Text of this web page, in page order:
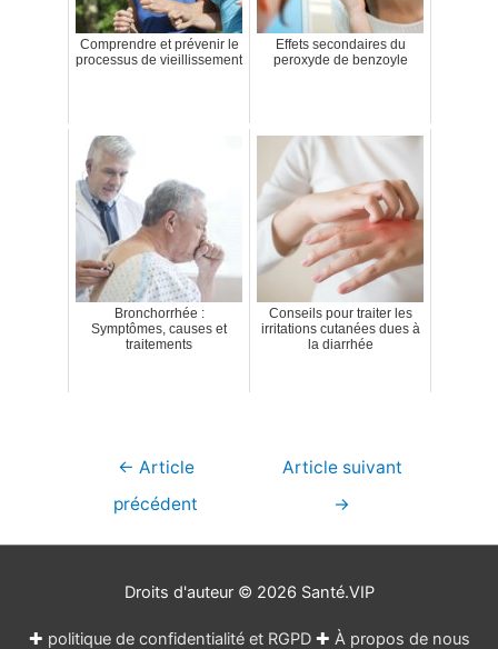
Comprendre et prévenir le
processus de vieillissement
Effets secondaires du
peroxyde de benzoyle
Bronchorrhée :
Symptômes, causes et
traitements
Conseils pour traiter les
irritations cutanées dues à
la diarrhée
Navigation
← Article
précédent
Article suivant
→
Droits d'auteur © 2026 Santé.VIP
✚ politique de confidentialité et RGPD✚ À propos de nous